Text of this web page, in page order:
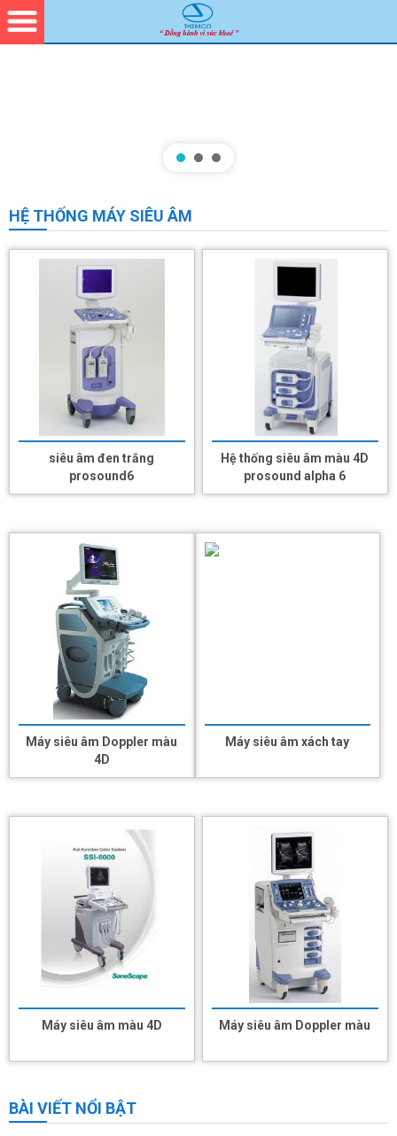
HỆ THỐNG MÁY SIÊU ÂM
siêu âm đen trắng
prosound6
Hệ thống siêu âm màu 4D
prosound alpha 6
Máy siêu âm Doppler màu
4D
Máy siêu âm xách tay
Máy siêu âm màu 4D Máy siêu âm Doppler màu
BÀI VIẾT NỔI BẬT